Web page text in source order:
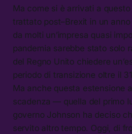
Ma come si è arrivati a
trattato post–Brexit in un
da molti un’impresa quasi
pandemia sarebbe stato solo
del Regno Unito chiedere
periodo di transizione oltre il
Ma anche questa estensione
scadenza — quella del primo
governo Johnson ha deciso
servito altro tempo. Oggi, di